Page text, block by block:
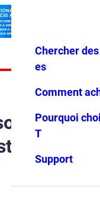
Se conne
Favoris Menu
Chercher
es
Comment
Pourquoi
T
Support
a déjà